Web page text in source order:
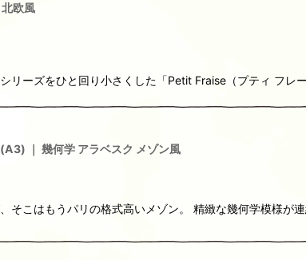
欧風
リーズをひと回り小さくした「Petit Fraise（プティ フレ
｜ 幾何学 アラベスク メゾン風
そこはもうパリの格式高いメゾン。 精緻な幾何学模様が